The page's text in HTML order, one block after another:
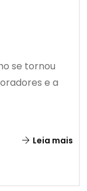
se tornou
e a
Leia mais